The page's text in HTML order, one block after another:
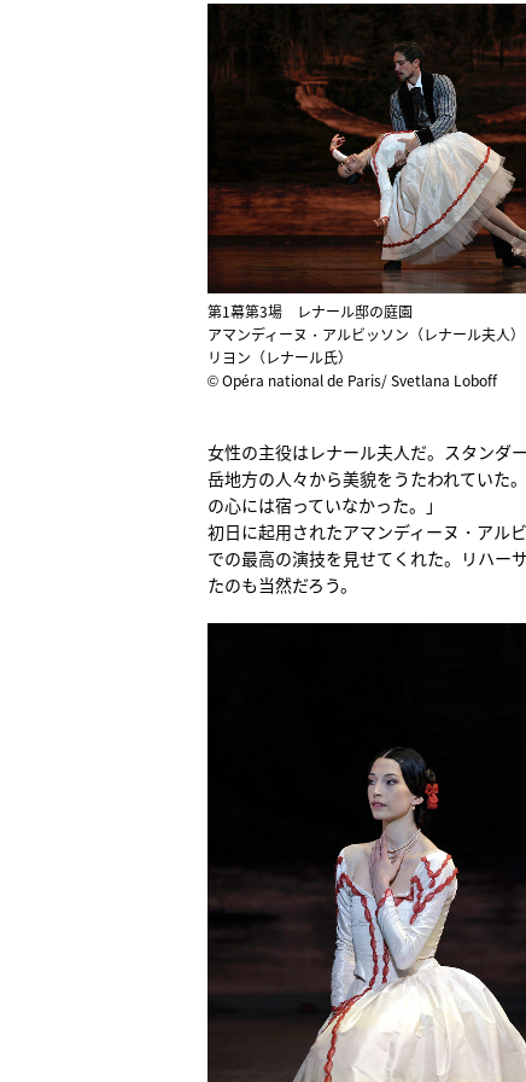
第1幕第3場 レナール邸の庭園
アマンディーヌ・アルビッソン（レナール夫人
リヨン（レナール氏）
© Opéra national de Paris/ Svetlana Loboff
女性の主役はレナール夫人だ。スタンダ
岳地方の人々から美貌をうたわれていた
の心には宿っていなかった。」
初日に起用されたアマンディーヌ・アル
での最高の演技を見せてくれた。リハー
たのも当然だろう。